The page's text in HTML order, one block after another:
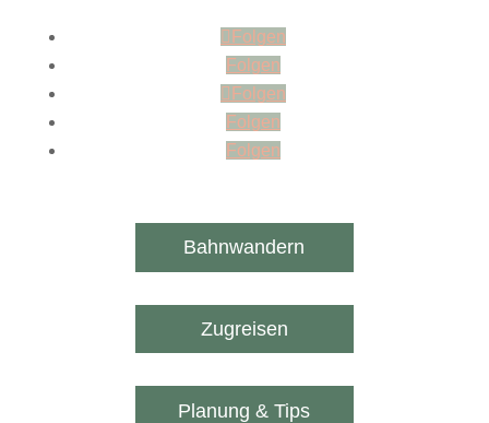
Folgen
Folgen
Folgen
Folgen
Folgen
Bahnwandern
Zugreisen
Planung & Tips